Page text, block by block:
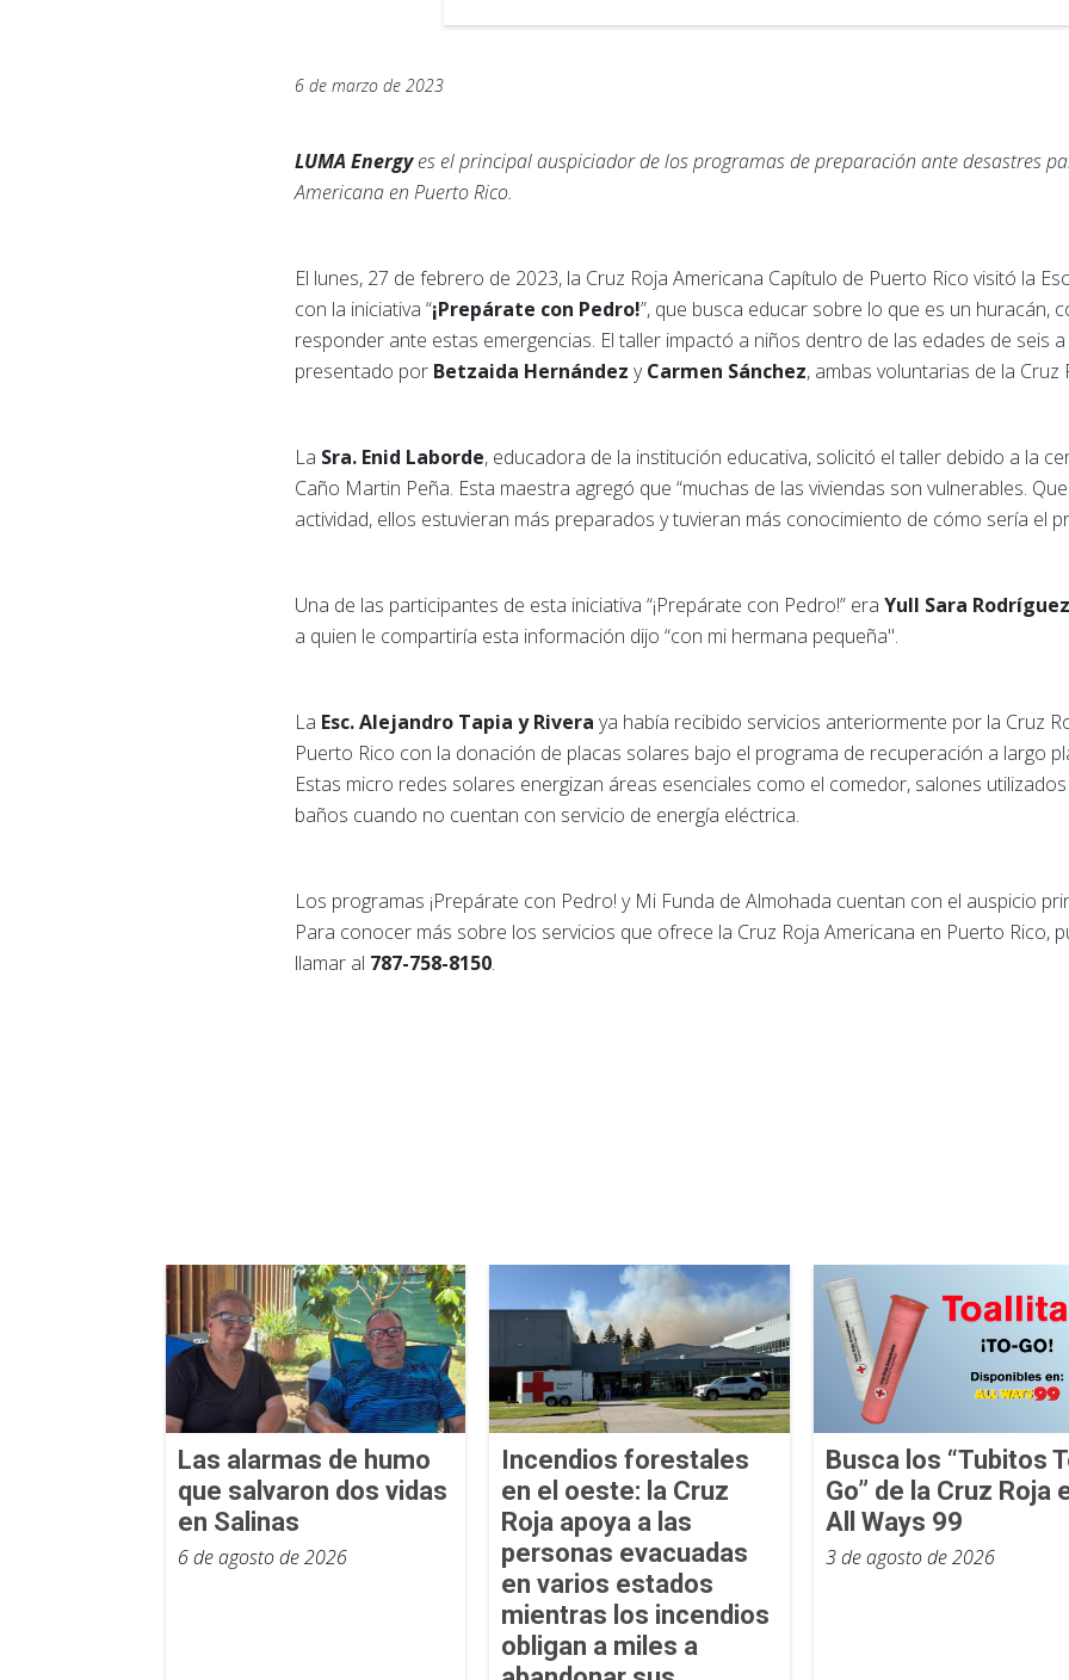
6 de marzo de 2023
LUMA Energyes el principal auspiciador de los programas de preparación ante desastres
Americana en Puerto Rico.
El lunes, 27 de febrero de 2023, la Cruz Roja Americana Capítulo de Puerto Rico visitó la
con la iniciativa “¡Prepárate con Pedro!”, que busca educar sobre lo que es un huracán,
responder ante estas emergencias. El taller impactó a niños dentro de las edades de seis
presentado por Betzaida Hernández yCarmen Sánchez, ambas voluntarias de la Cruz
La Sra. Enid Laborde, educadora de la institución educativa, solicitó el taller debido a la
Caño Martin Peña. Esta maestra agregó que “muchas de las viviendas son vulnerables.
actividad, ellos estuvieran más preparados y tuvieran más conocimiento de cómo sería el
Una de las participantes de esta iniciativa “¡Prepárate con Pedro!” eraYull Sara
a quien le compartiría esta información dijo “con mi hermana pequeña".
La Esc. Alejandro Tapia y Rivera ya había recibido servicios anteriormente por la Cruz
Puerto Rico con la donación de placas solares bajo el programa de recuperación a largo
Estas micro redes solares energizan áreas esenciales como el comedor, salones
baños cuando no cuentan con servicio de energía eléctrica.
Los programas ¡Prepárate con Pedro! y Mi Funda de Almohada cuentan con el auspicio
Para conocer más sobre los servicios que ofrece la Cruz Roja Americana en Puerto Rico,
llamar al 787-758-8150.
Las alarmas de humo
que salvaron dos vidas
en Salinas
6 de agosto de 2026
Incendios forestales
en el oeste: la Cruz
Roja apoya a las
personas evacuadas
en varios estados
mientras los incendios
obligan a miles a
Busca los “Tubitos
Go” de la Cruz Roja
All Ways 99
3 de agosto de 2026